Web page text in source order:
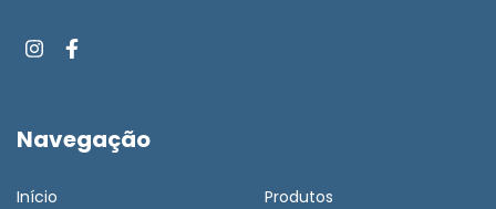
Navegação
Início Produtos